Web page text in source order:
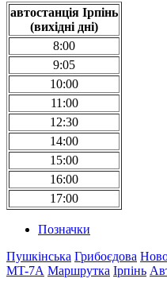
автостанція Ірпінь
(вихідні дні)
8:00
9:05
10:00
11:00
12:30
14:00
15:00
16:00
17:00
Позначки
Пушкінська Грибоєдова
MT-7А Маршрутка Ірпінь